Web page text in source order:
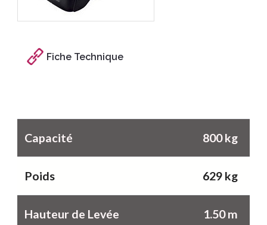
Fiche Technique
Capacité 800 kg
Poids 629 kg
Hauteur de Levée 1.50 m